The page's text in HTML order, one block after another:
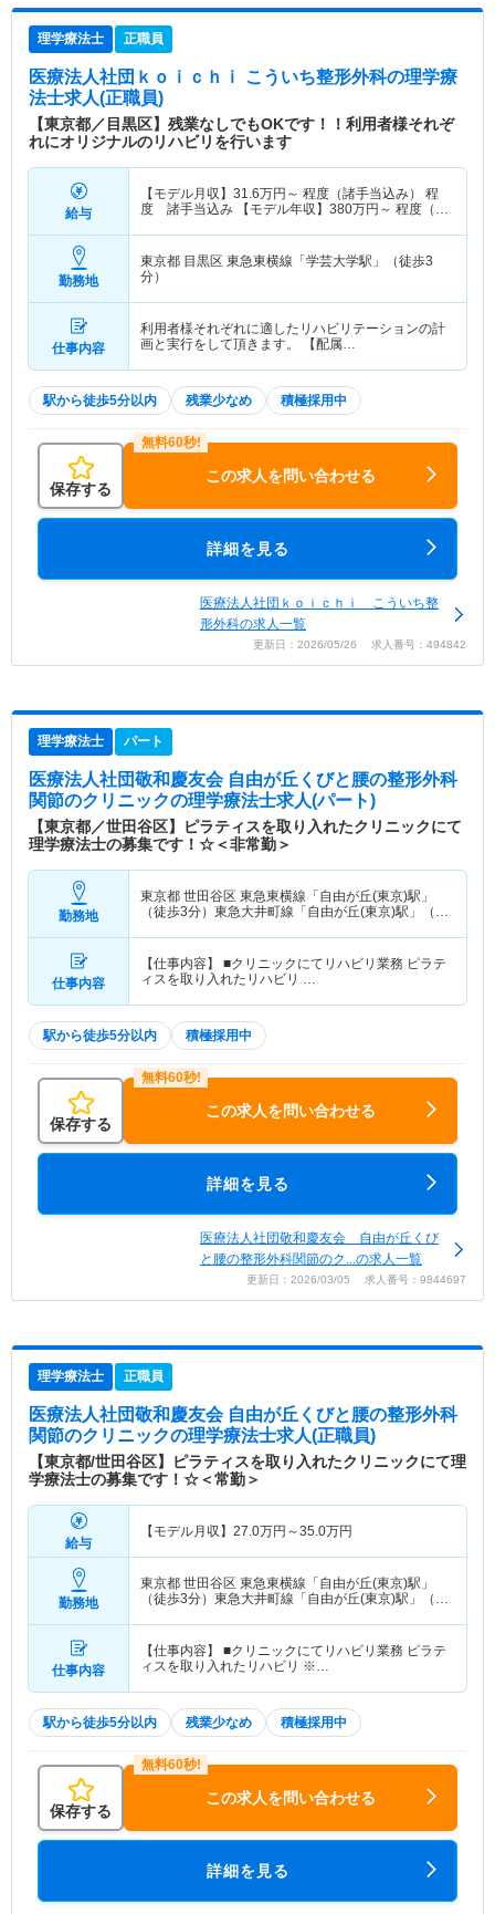
理学療法士 正職員
医療法人社団ｋｏｉｃｈｉ こういち整形外科の理学療
法士求人(正職員)
【東京都／目黒区】残業なしでもOKです！！利用者様それぞ
れにオリジナルのリハビリを行います
給与
【モデル月収】 31.6万円～ 程度（諸手当込み） 程
度 諸手当込み 【モデル年収】 380万円～ 程度（諸
勤務地
東京都 目黒区 東急東横線「学芸大学駅」（徒歩3
分）
仕事内容
利用者様それぞれに適したリハビリテーションの計
画と実行をして頂きます。 【配属…
駅から徒歩5分以内 残業少なめ 積極採用中
保存する
この求人を問い合わせる
詳細を見る
医療法人社団ｋｏｉｃｈｉ こういち整
形外科の求人一覧
更新日：2026/05/26 求人番号：494842
理学療法士 パート
医療法人社団敬和慶友会 自由が丘くびと腰の整形外科
関節のクリニックの理学療法士求人(パート)
【東京都／世田谷区】ピラティスを取り入れたクリニックにて
理学療法士の募集です！☆＜非常勤＞
勤務地
東京都 世田谷区 東急東横線「自由が丘(東京)駅」
（徒歩3分）東急大井町線「自由が丘(東京)駅」（徒
仕事内容
【仕事内容】 ■クリニックにてリハビリ業務 ピラテ
ィスを取り入れたリハビリ …
駅から徒歩5分以内 積極採用中
保存する
この求人を問い合わせる
詳細を見る
医療法人社団敬和慶友会 自由が丘くび
と腰の整形外科関節のク...の求人一覧
更新日：2026/03/05 求人番号：9844697
理学療法士 正職員
医療法人社団敬和慶友会 自由が丘くびと腰の整形外科
関節のクリニックの理学療法士求人(正職員)
【東京都/世田谷区】ピラティスを取り入れたクリニックにて理
学療法士の募集です！☆＜常勤＞
給与
【モデル月収】 27.0万円～35.0万円
勤務地
東京都 世田谷区 東急東横線「自由が丘(東京)駅」
（徒歩3分）東急大井町線「自由が丘(東京)駅」（徒
仕事内容
【仕事内容】 ■クリニックにてリハビリ業務 ピラテ
ィスを取り入れたリハビリ ※…
駅から徒歩5分以内 残業少なめ 積極採用中
保存する
この求人を問い合わせる
詳細を見る